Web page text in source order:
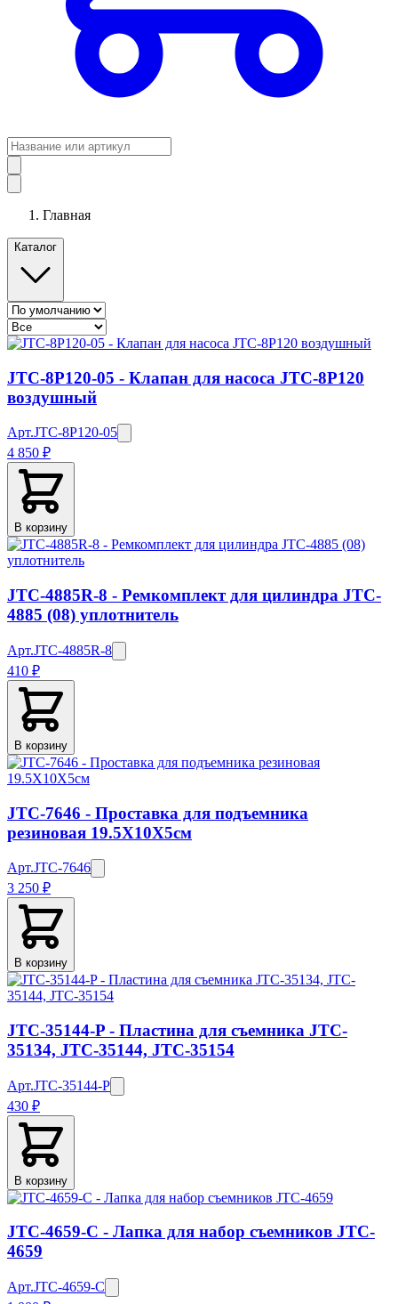
Главная
Каталог
JTC-8P120-05 - Клапан для насоса JTC-8P120
воздушный
Арт.JTC-8P120-05
4 850 ₽
В корзину
JTC-4885R-8 - Ремкомплект для цилиндра JTC-
4885 (08) уплотнитель
Арт.JTC-4885R-8
410 ₽
В корзину
JTC-7646 - Проставка для подъемника
резиновая 19.5X10X5см
Арт.JTC-7646
3 250 ₽
В корзину
JTC-35144-P - Пластина для съемника JTC-
35134, JTC-35144, JTC-35154
Арт.JTC-35144-P
430 ₽
В корзину
JTC-4659-C - Лапка для набор съемников JTC-
4659
Арт.JTC-4659-C